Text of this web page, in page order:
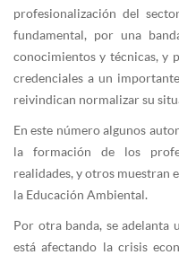
profesionalización del
fundamental, por una
conocimientos y técnicas, y
credenciales a un
reivindican normalizar su
En este número algunos
la formación de los
realidades, y otros muestran
la Educación Ambiental.
Por otra banda, se
está afectando la crisis